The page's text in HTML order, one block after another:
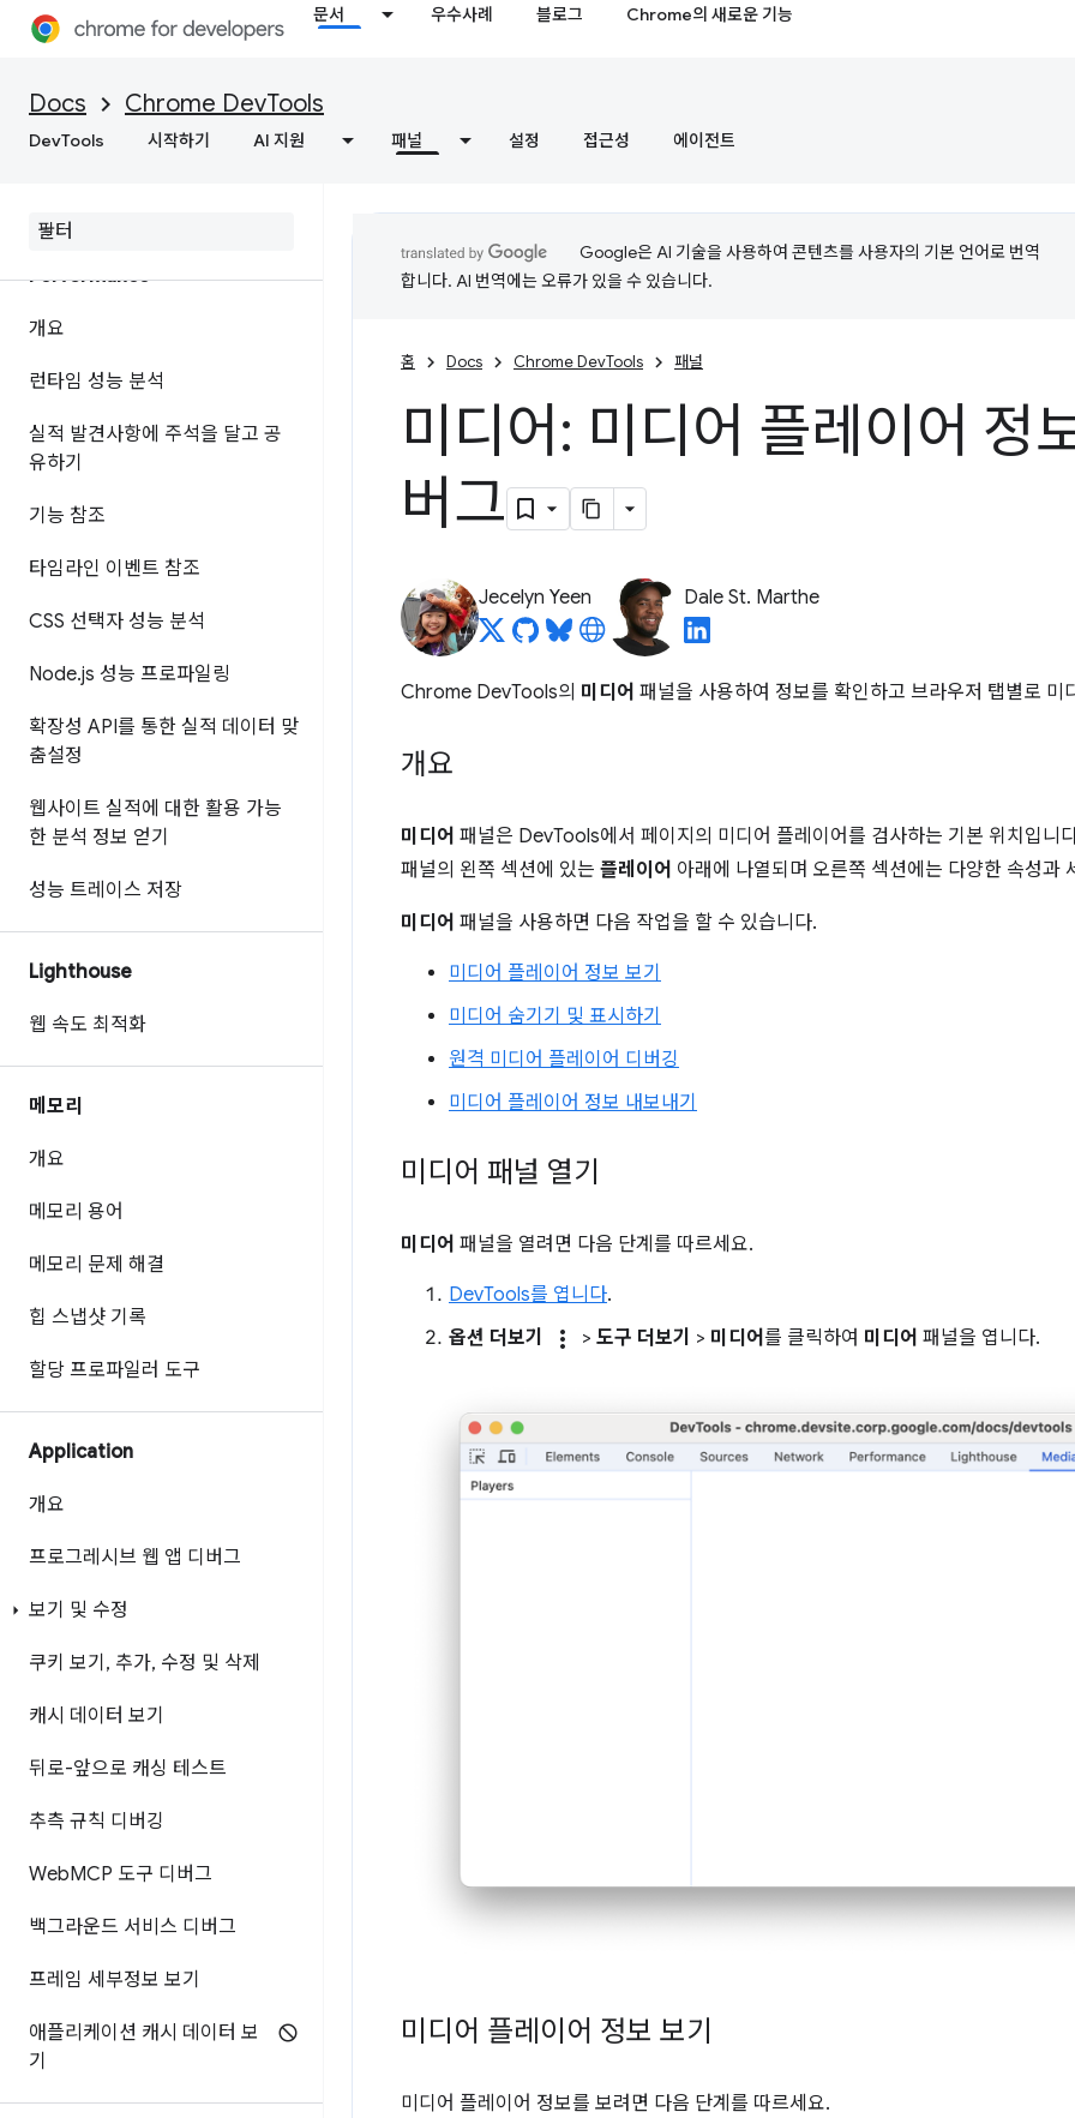
문서 우수사례 블로그 Chrome의 새로운 기능
Docs Chrome DevTools
DevTools 시작하기 AI 지원 패널 설정 접근성 에이전트
개요
네트워크 활동 검사
기능 참조
Performance
개요
런타임 성능 분석
실적 발견사항에 주석을 달고 공
유하기
기능 참조
타임라인 이벤트 참조
CSS 선택자 성능 분석
Node.js 성능 프로파일링
확장성 API를 통한 실적 데이터 맞
춤설정
웹사이트 실적에 대한 활용 가능
한 분석 정보 얻기
성능 트레이스 저장
Lighthouse
웹 속도 최적화
메모리
개요
메모리 용어
메모리 문제 해결
힙 스냅샷 기록
할당 프로파일러 도구
Application
개요
프로그레시브 웹 앱 디버그
보기 및 수정
쿠키 보기 , 추가, 수정 및 삭제
캐시 데이터 보기
뒤로-앞으로 캐싱 테스트
추측 규칙 디버깅
WebMCP 도구 디버그
백그라운드 서비스 디버그
프레임 세부정보 보기
애플리케이션 캐시 데이터 보
기
Google은 AI 기술을 사용하여 콘텐츠를 사용자의 기본 언어로 번역
합니다. AI 번역에는 오류가 있을 수 있습니다.
홈 Docs Chrome DevTools 패널
미디어: 미디어 플레이어 정
버그
Jecelyn Yeen Dale St. Marthe
Chrome DevTools의 미디어 패널을 사용하여 정보를 확인하고 브라우저 탭별로 미
개요
미디어 패널은 DevTools에서 페이지의 미디어 플레이어를 검사하는 기본 위치입니
패널의 왼쪽 섹션에 있는 플레이어 아래에 나열되며 오른쪽 섹션에는 다양한 속성과
미디어 패널을 사용하면 다음 작업을 할 수 있습니다.
미디어 플레이어 정보 보기
미디어 숨기기 및 표시하기
원격 미디어 플레이어 디버깅
미디어 플레이어 정보 내보내기
미디어 패널 열기
미디어 패널을 열려면 다음 단계를 따르세요.
DevTools를 엽니다.
옵션 더보기
more_vert > 도구 더보기 > 미디어 를 클릭하여 미디어 패널을 엽니다.
미디어 플레이어 정보 보기
미디어 플레이어 정보를 보려면 다음 단계를 따르세요.